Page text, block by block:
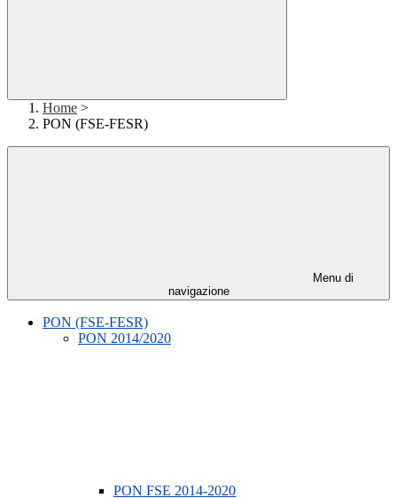
Home >
PON (FSE-FESR)
Menu di
navigazione
PON (FSE-FESR)
PON 2014/2020
PON FSE 2014-2020